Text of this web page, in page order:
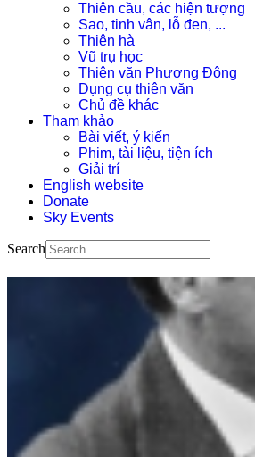
Thiên cầu, các hiện tượng
Sao, tinh vân, lỗ đen, ...
Thiên hà
Vũ trụ học
Thiên văn Phương Đông
Dụng cụ thiên văn
Chủ đề khác
Tham khảo
Bài viết, ý kiến
Phim, tài liệu, tiện ích
Giải trí
English website
Donate
Sky Events
Search